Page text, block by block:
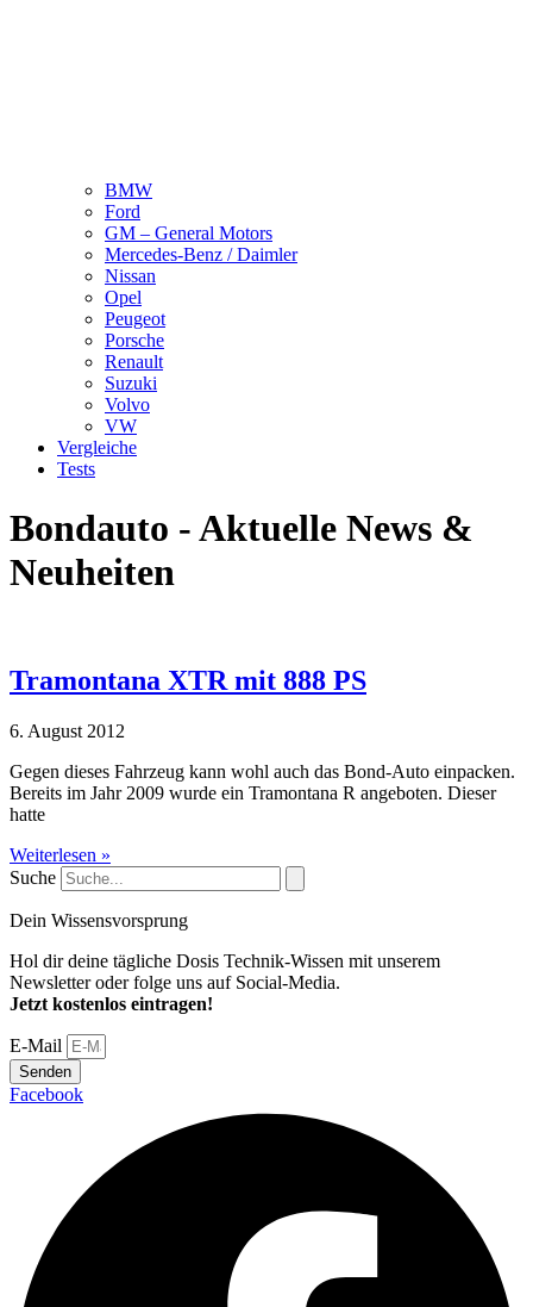
BMW
Ford
GM – General Motors
Mercedes-Benz / Daimler
Nissan
Opel
Peugeot
Porsche
Renault
Suzuki
Volvo
VW
Vergleiche
Tests
Bondauto - Aktuelle News &
Neuheiten
Tramontana XTR mit 888 PS
6. August 2012
Gegen dieses Fahrzeug kann wohl auch das Bond-Auto einpacken.
Bereits im Jahr 2009 wurde ein Tramontana R angeboten. Dieser
hatte
Weiterlesen »
Suche
Dein Wissensvorsprung
Hol dir deine tägliche Dosis Technik-Wissen mit unserem
Newsletter oder folge uns auf Social-Media.
Jetzt kostenlos eintragen!
E-Mail
Senden
Facebook